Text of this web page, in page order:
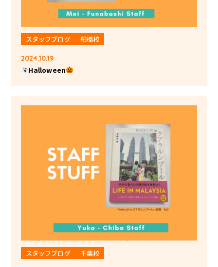
スタッフブログ 船橋校
2024.10.19
Halloween
スタッフブログ 千葉校